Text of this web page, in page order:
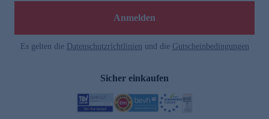
Anmelden
Es gelten die Datenschutzrichtlinien und die Gutscheinbedingungen
Sicher einkaufen